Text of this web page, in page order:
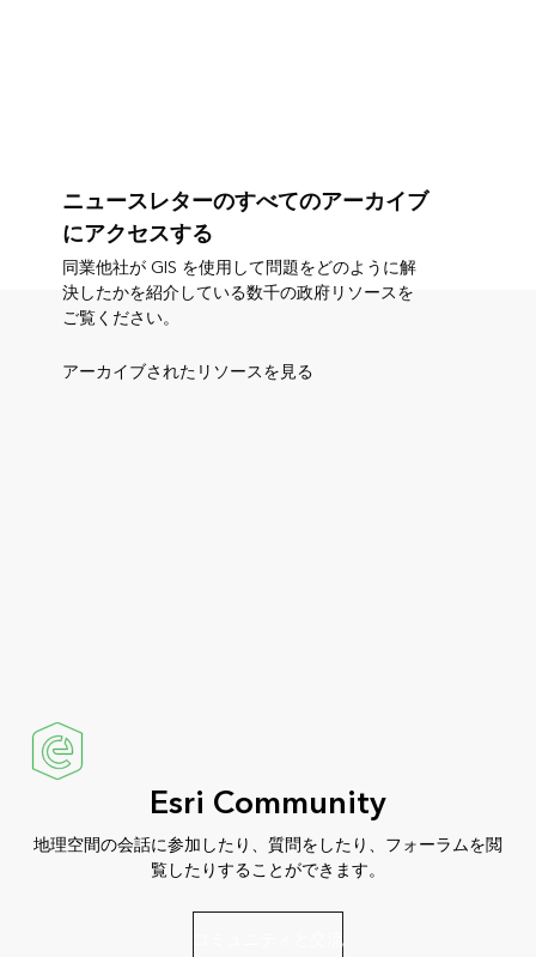
ニュースレターのすべてのアーカイブ
にアクセスする
同業他社が GIS を使用して問題をどのように解
決したかを紹介している数千の政府リソースを
ご覧ください。
アーカイブされたリソースを見る
Esri Community
地理空間の会話に参加したり、質問をしたり、フォーラムを閲
覧したりすることができます。
コミュニティと交流